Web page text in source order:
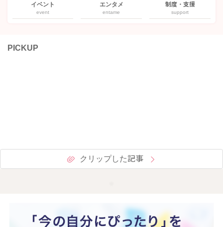
イベント
event
エンタメ
entame
制度・支援
support
PICKUP
クリップした記事